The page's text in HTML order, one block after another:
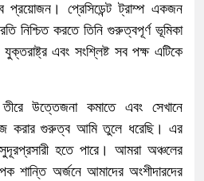
প্রয়োজন। প্রেসিডেন্ট ট্রাম্প একজন
নিশ্চিত করতে তিনি গুরুত্বপূর্ণ ভূমিকা
এবং সংশ্লিষ্ট সব পক্ষ এটিকে
উত্তেজনা কমাতে এবং সেখানে
করার গুরুত্ব আমি তুলে ধরেছি। এর
হতে পারে। আমরা অঞ্চলের
শান্তি অর্জনে আমাদের অংশীদারদের